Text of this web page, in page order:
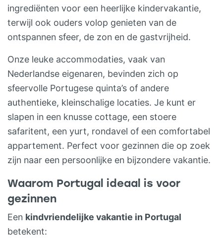
tweede slaapkamer heeft een 2p bed en
een badkamer met douche, wastafel en
toilet. De woning heeft aan de zijkant een
buitenkeuken. Casa Branca is een nieuwe
2-4p verbouwde
vakantiewoning/appartement met
dakterras met prachtig uitzicht, hal,
slaapkamer met stapelbed, slaapkamer
met 2p bed, grote badkamer met toilet,
wastafel en grote douche. Er is een ruime,
grote living met keuken, eethoek en 2p
slaapbank met salontafel, openslaande
deuren naar dakterras met prachtig
SAFARITENTEN Er zijn drie 6p
safaritenten: Da Crianca, Da Vista en Da
ingrediënten voor een heerlijke kindervakantie,
terwijl ook ouders volop genieten van de
ontspannen sfeer, de zon en de gastvrijheid.
Onze leuke accommodaties, vaak van
Nederlandse eigenaren, bevinden zich op
sfeervolle Portugese quinta’s of andere
authentieke, kleinschalige locaties. Je kunt er
slapen in een knusse cottage, een stoere
safaritent, een yurt, rondavel of een comfortabel
appartement. Perfect voor gezinnen die op zoek
zijn naar een persoonlijke en bijzondere vakantie.
Waarom Portugal ideaal is voor
gezinnen
Een kindvriendelijke vakantie in Portugal
betekent: